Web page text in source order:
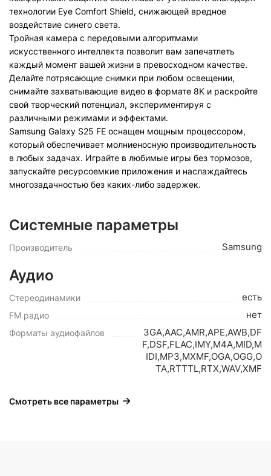
технологии Eye Comfort Shield, снижающей вредное
воздействие синего света.
Тройная камера с передовыми алгоритмами
искусственного интеллекта позволит вам запечатлеть
каждый момент вашей жизни в превосходном качестве.
Делайте потрясающие снимки при любом освещении,
снимайте захватывающие видео в формате 8K и раскройте
свой творческий потенциал, экспериментируя с
различными режимами и эффектами.
Samsung Galaxy S25 FE оснащен мощным процессором,
который обеспечивает молниеносную производительность
в любых задачах. Играйте в любимые игры без тормозов,
запускайте ресурсоемкие приложения и наслаждайтесь
многозадачностью без каких-либо задержек.
Системные параметры
Производитель Samsung
Аудио
Стереодинамики есть
FM радио нет
Форматы аудиофайлов
3GA,AAC,AMR,APE,AWB,DF
F,DSF,FLAC,IMY,M4A,MID,M
IDI,MP3,MXMF,OGA,OGG,O
TA,RTTTL,RTX,WAV,XMF
Смотреть все параметры